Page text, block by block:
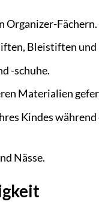
Organizer-Fächern.
Bleistiften und
-schuhe.
Materialien
Kindes während
Nässe.